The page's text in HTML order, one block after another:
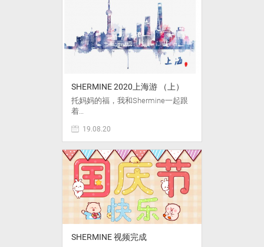
SHERMINE 2020上海游 （上）
托妈妈的福，我和Shermine一起跟
着…
19.08.20
SHERMINE 视频完成